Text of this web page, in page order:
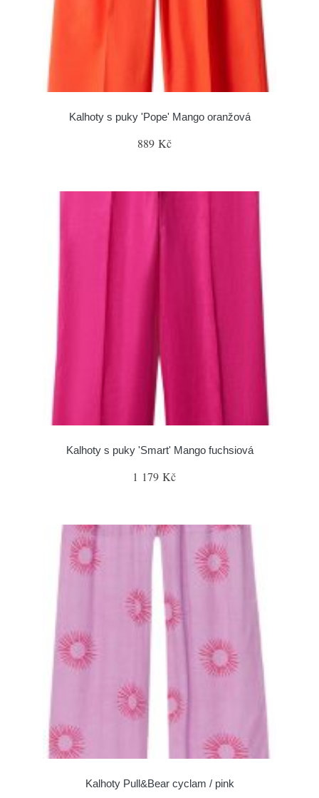
Kalhoty s puky 'Pope' Mango oranžová
889 Kč
Kalhoty s puky 'Smart' Mango fuchsiová
1 179 Kč
Kalhoty Pull&Bear cyclam / pink